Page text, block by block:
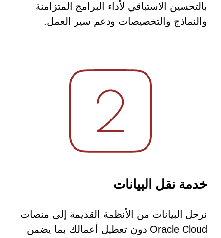
بالتحسين الاستباقي لأداء البرامج المتزامنة
والنماذج والتخصيصات ودعم سير العمل.
خدمة نقل البيانات
نرحل البيانات من الأنظمة القديمة إلى منصات
Oracle Cloud دون تعطيل أعمالك بما يضمن